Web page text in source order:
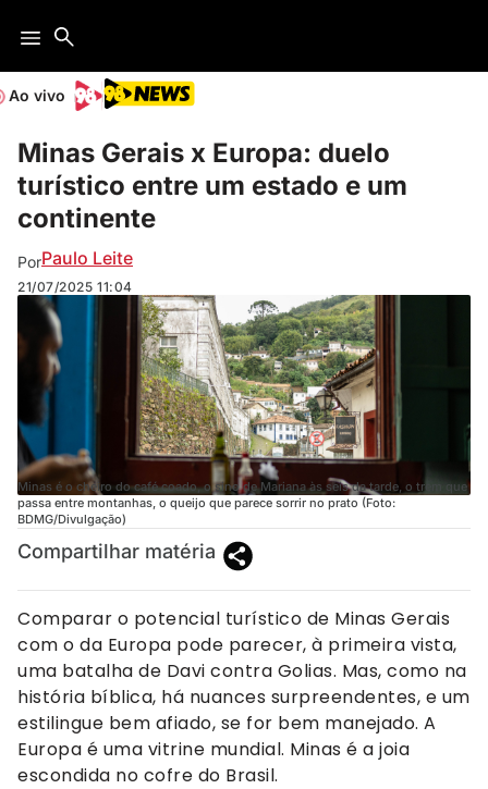
Ao vivo
Minas Gerais x Europa: duelo
turístico entre um estado e um
continente
PorPaulo Leite
21/07/2025 11:04
Minas é o cheiro do café coado, o sino de Mariana às seis da tarde, o trem que
passa entre montanhas, o queijo que parece sorrir no prato (Foto:
BDMG/Divulgação)
Compartilhar matéria
Comparar o potencial turístico de Minas Gerais
com o da Europa pode parecer, à primeira vista,
uma batalha de Davi contra Golias. Mas, como na
história bíblica, há nuances surpreendentes, e um
estilingue bem afiado, se for bem manejado. A
Europa é uma vitrine mundial. Minas é a joia
escondida no cofre do Brasil.